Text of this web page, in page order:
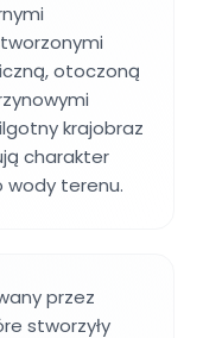
otoczoną
krajobraz
charakter
wody terenu.
przez
stworzyły